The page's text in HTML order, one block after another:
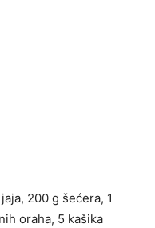
200 g šećera, 1
oraha, 5 kašika